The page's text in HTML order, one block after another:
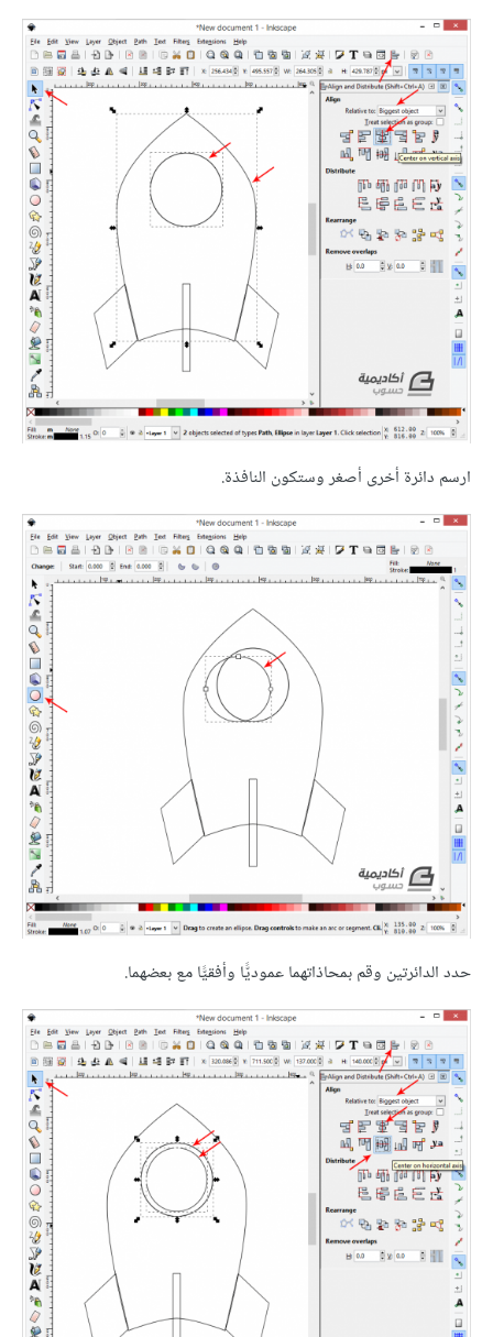
ارسم دائرة أخرى أصغر وستكون النافذة.
حدد الدائرتين وقم بمحاذاتهما عموديًّا وأفقيًّا مع بعضهما.